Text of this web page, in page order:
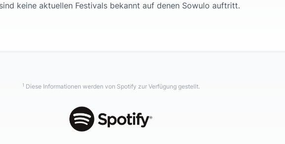
keine aktuellen Festivals bekannt auf denen Sowulo auftritt.
1 Diese Informationen werden von Spotify zur Verfügung gestellt.